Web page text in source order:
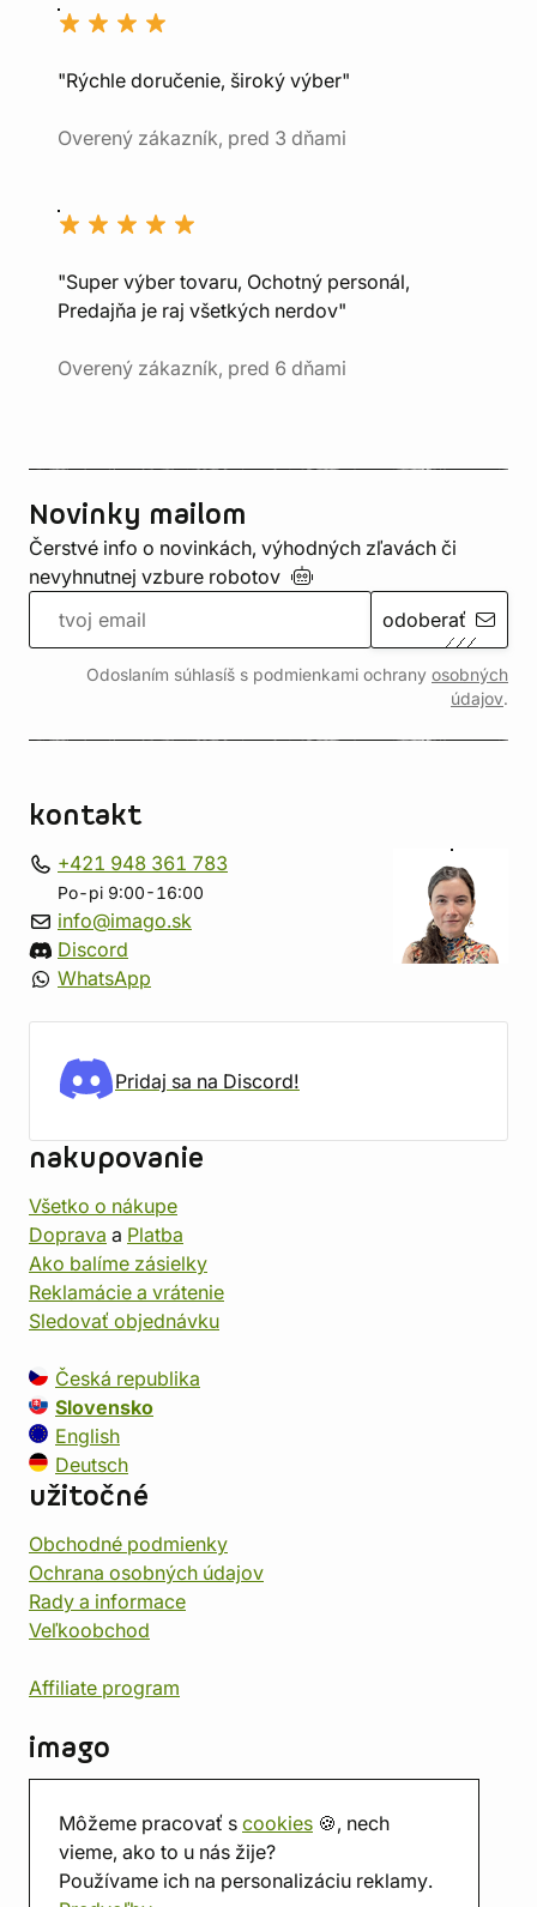
Môžeme pracovať s cookies 🍪, nech
vieme, ako to u nás žije?
Používame ich na personalizáciu reklamy.
"Rýchle doručenie, široký výber"
Overený zákazník, pred 3 dňami
"Super výber tovaru, Ochotný personál,
Predajňa je raj všetkých nerdov"
Overený zákazník, pred 6 dňami
Novinky mailom
Čerstvé info o novinkách, výhodných zľavách či
nevyhnutnej vzbure robotov
odoberať
Odoslaním súhlasíš s podmienkami ochrany osobných
údajov.
kontakt
+421 948 361 783
Po-pi 9:00-16:00
info@imago.sk
Discord
WhatsApp
Pridaj sa na Discord!
nakupovanie
Všetko o nákupe
Doprava a Platba
Ako balíme zásielky
Reklamácie a vrátenie
Sledovať objednávku
Česká republika
Slovensko
English
Deutsch
užitočné
Obchodné podmienky
Ochrana osobných údajov
Rady a informace
Veľkoobchod
Affiliate program
imago
Predajňa
Herňa
O nás